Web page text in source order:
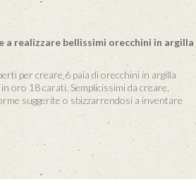
a realizzare bellissimi orecchini in argilla
per creare 6 paia di orecchini in argilla
oro 18 carati. Semplicissimi da creare,
suggerite o sbizzarrendosi a inventare